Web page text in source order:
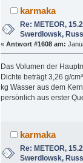
karmaka
Re: METEOR,
Swerdlowsk,
« Antwort #1608 am:
Das Volumen der
Dichte beträgt 3,26 g/
kg Wasser aus dem
persönlich aus erster
karmaka
Re: METEOR,
Swerdlowsk,